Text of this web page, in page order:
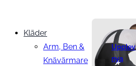
Kläder
Arm, Ben &
Knävärmare
Upplev
nya